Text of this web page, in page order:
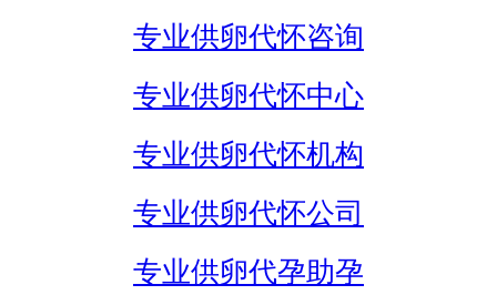
专业供卵代怀咨询
专业供卵代怀中心
专业供卵代怀机构
专业供卵代怀公司
专业供卵代孕助孕